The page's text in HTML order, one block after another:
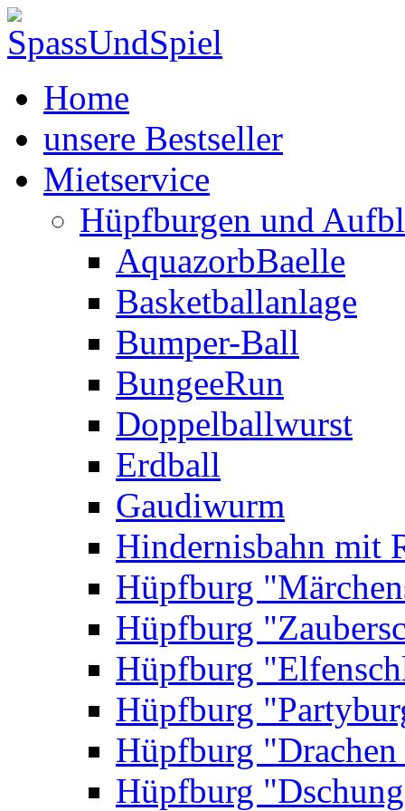
Home
unsere Bestseller
Mietservice
Hüpfburgen und
AquazorbBaelle
Basketballanlage
Bumper-Ball
BungeeRun
Doppelballwurst
Erdball
Gaudiwurm
Hindernisbahn mit
Hüpfburg
Hüpfburg
Hüpfburg
Hüpfburg
Hüpfburg
Hüpfburg